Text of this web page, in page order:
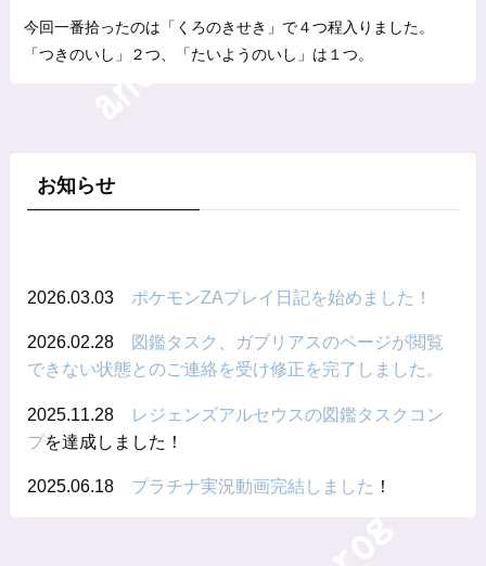
今回一番拾ったのは「くろのきせき」で４つ程入りました。
「つきのいし」２つ、「たいようのいし」は１つ。
お知らせ
2026.03.03 ポケモンZAプレイ日記を始めました！
2026.02.28
図鑑タスク、ガブリアスのページが閲覧
できない状態とのご連絡を受け修正を完了しました。
2025.11.28
レジェンズアルセウスの図鑑タスクコン
プを達成しました！
2025.06.18 プラチナ実況動画完結しました ！